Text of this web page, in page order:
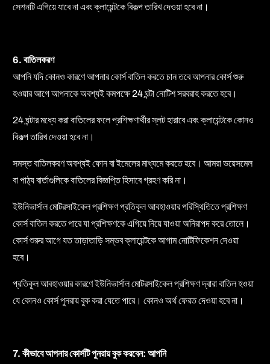
সেশনটি এগিয়ে যাবে না এবং ক্লায়েন্টকে বিকল্প তারিখ দেওয়া হবে না।
6. বাতিলকরণ
আপনি যদি কোনও কারণে আপনার কোর্স বাতিল করতে চান তবে আপনার কোর্স শুরু
হওয়ার আগে আপনাকে অবশ্যই কমপক্ষে 24 ঘন্টা নোটিশ সরবরাহ করতে হবে।
24 ঘন্টার মধ্যে করা বাতিলের ফলে প্রশিক্ষণার্থীর স্লট হারাবে এবং ক্লায়েন্টকে কোনও
বিকল্প তারিখ দেওয়া হবে না।
সমস্ত বাতিলকরণ অবশ্যই ফোন বা ইমেলের মাধ্যমে করতে হবে। আমরা ভয়েসমেল
বা পাঠ্য বার্তাগুলিকে বাতিলের বিজ্ঞপ্তি হিসাবে গ্রহণ করি না।
ইউনিভার্সাল মোটরসাইকেল প্রশিক্ষণ প্রতিকূল আবহাওয়ার পরিস্থিতিতে প্রশিক্ষণ
কোর্স বাতিল করতে পারে যা প্রশিক্ষণকে এগিয়ে নিয়ে যাওয়া অনিরাপদ করে তোলে।
কোর্স শুরুর আগে যত তাড়াতাড়ি সম্ভব ক্লায়েন্টকে আগাম নোটিফিকেশন দেওয়া
হবে।
প্রতিকূল আবহাওয়ার কারণে ইউনিভার্সাল মোটরসাইকেল প্রশিক্ষণ দ্বারা বাতিল হওয়া
যে কোনও কোর্স পুনরায় বুক করা যেতে পারে। কোনও অর্থ ফেরত দেওয়া হবে না।
7. কীভাবে আপনার কোর্সটি পুনরায় বুক করবেন: আপনি